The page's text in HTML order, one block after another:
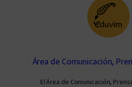
Área de Comunicación,
El Área de Comunicación,